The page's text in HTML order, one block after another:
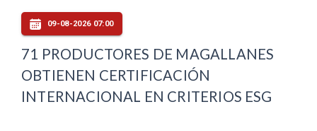
09-08-2026 07:00
71 PRODUCTORES DE MAGALLANES
OBTIENEN CERTIFICACIÓN
INTERNACIONAL EN CRITERIOS ESG